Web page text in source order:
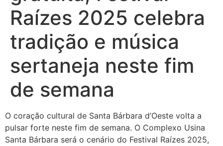
Raízes 2025 celebra
tradição e música
sertaneja neste fim
de semana
O coração cultural de Santa Bárbara d’Oeste volta a
pulsar forte neste fim de semana. O Complexo Usina
Santa Bárbara será o cenário do Festival Raízes 2025,